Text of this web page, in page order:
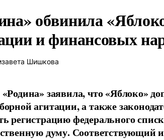
обвинила
и финансовых
Шишкова
заявила, что «Яблоко»
агитации, а также
регистрацию федерального
думу. Соответствующий